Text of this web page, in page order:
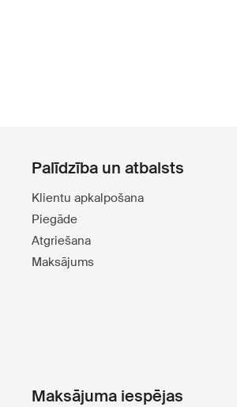
Palīdzība un atbalsts
Klientu apkalpošana
Piegāde
Atgriešana
Maksājums
Maksājuma iespējas